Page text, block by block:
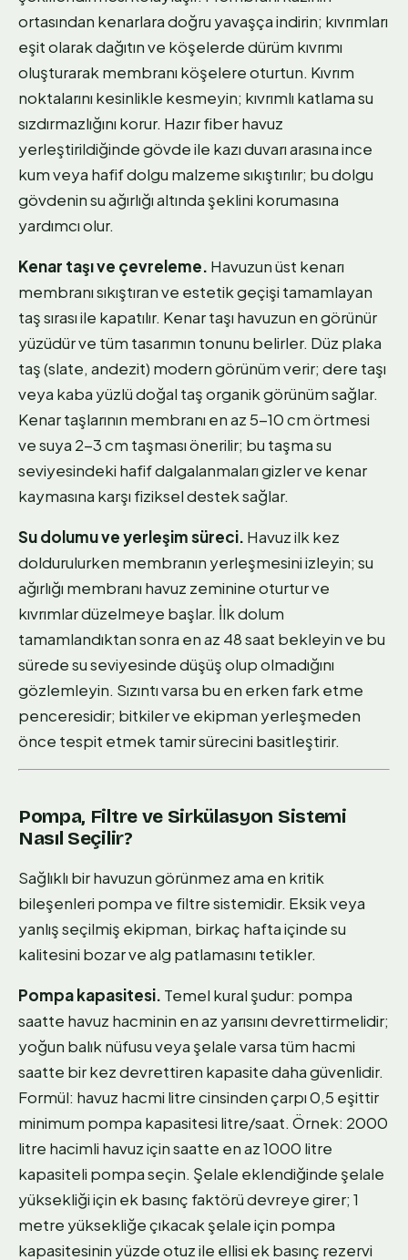
ortasından kenarlara doğru yavaşça indirin; kıvrımları
eşit olarak dağıtın ve köşelerde dürüm kıvrımı
oluşturarak membranı köşelere oturtun. Kıvrım
noktalarını kesinlikle kesmeyin; kıvrımlı katlama su
sızdırmazlığını korur. Hazır fiber havuz
yerleştirildiğinde gövde ile kazı duvarı arasına ince
kum veya hafif dolgu malzeme sıkıştırılır; bu dolgu
gövdenin su ağırlığı altında şeklini korumasına
yardımcı olur.
Kenar taşı ve çevreleme. Havuzun üst kenarı
membranı sıkıştıran ve estetik geçişi tamamlayan
taş sırası ile kapatılır. Kenar taşı havuzun en görünür
yüzüdür ve tüm tasarımın tonunu belirler. Düz plaka
taş (slate, andezit) modern görünüm verir; dere taşı
veya kaba yüzlü doğal taş organik görünüm sağlar.
Kenar taşlarının membranı en az 5-10 cm örtmesi
ve suya 2-3 cm taşması önerilir; bu taşma su
seviyesindeki hafif dalgalanmaları gizler ve kenar
kaymasına karşı fiziksel destek sağlar.
Su dolumu ve yerleşim süreci. Havuz ilk kez
doldurulurken membranın yerleşmesini izleyin; su
ağırlığı membranı havuz zeminine oturtur ve
kıvrımlar düzelmeye başlar. İlk dolum
tamamlandıktan sonra en az 48 saat bekleyin ve bu
sürede su seviyesinde düşüş olup olmadığını
gözlemleyin. Sızıntı varsa bu en erken fark etme
penceresidir; bitkiler ve ekipman yerleşmeden
önce tespit etmek tamir sürecini basitleştirir.
Pompa, Filtre ve Sirkülasyon Sistemi
Nasıl Seçilir?
Sağlıklı bir havuzun görünmez ama en kritik
bileşenleri pompa ve filtre sistemidir. Eksik veya
yanlış seçilmiş ekipman, birkaç hafta içinde su
kalitesini bozar ve alg patlamasını tetikler.
Pompa kapasitesi. Temel kural şudur: pompa
saatte havuz hacminin en az yarısını devrettirmelidir;
yoğun balık nüfusu veya şelale varsa tüm hacmi
saatte bir kez devrettiren kapasite daha güvenlidir.
Formül: havuz hacmi litre cinsinden çarpı 0,5 eşittir
minimum pompa kapasitesi litre/saat. Örnek: 2000
litre hacimli havuz için saatte en az 1000 litre
kapasiteli pompa seçin. Şelale eklendiğinde şelale
yüksekliği için ek basınç faktörü devreye girer; 1
metre yüksekliğe çıkacak şelale için pompa
kapasitesinin yüzde otuz ile ellisi ek basınç rezervi